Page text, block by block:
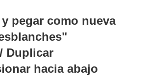
pegar como nueva
Duplicar
hacia abajo